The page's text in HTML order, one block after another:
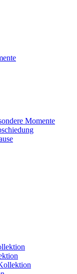
Momente